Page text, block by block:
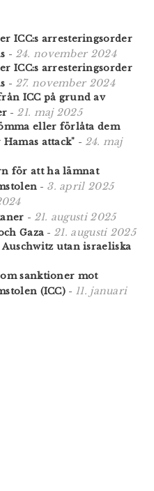
ICC:s arresteringsorder
- 24. november 2024
ICC:s arresteringsorder
- 27. november 2024
ICC på grund av
- 21. maj 2025
eller förlåta dem
attack" - 24. maj
för att ha lämnat
- 3. april 2025
- 21. augusti 2025
Gaza - 21. augusti 2025
utan israeliska
sanktioner mot
(ICC) - 11. januari